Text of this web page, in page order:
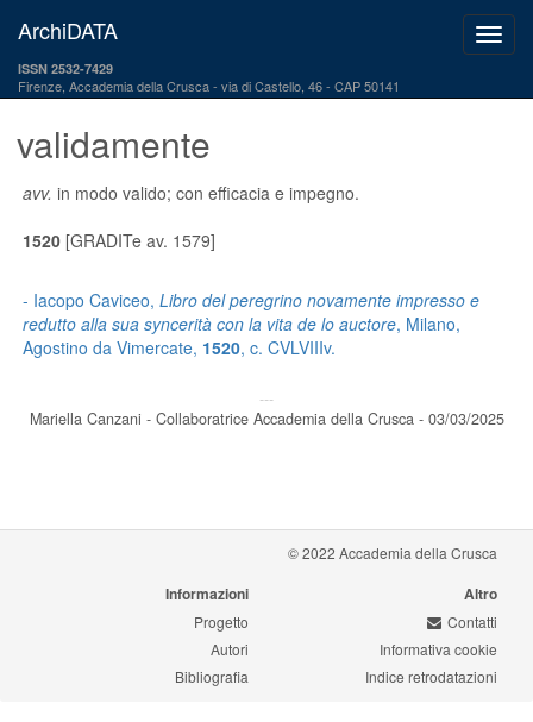
ArchiDATA
ISSN 2532-7429
Firenze, Accademia della Crusca via di Castello, 46 - CAP 50141
validamente
avv. in modo valido; con efficacia e impegno.
1520[GRADITe av. 1579]
- Iacopo Caviceo, Libro del peregrino novamente impresso e
redutto alla sua syncerità con la vita de lo auctore, Milano,
Agostino da Vimercate, 1520, c. CVLVIIIv.
---
Mariella Canzani - Collaboratrice Accademia della Crusca - 03/03/2025
© 2022 Accademia della Crusca
Informazioni
Progetto
Autori
Bibliografia
Altro
Contatti
Informativa cookie
Indice retrodatazioni